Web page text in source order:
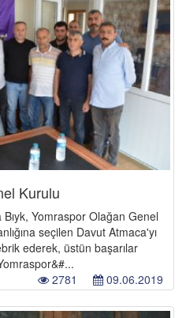
Kurulu
Bıyk, Yomraspor Olağan Genel
seçilen Davut Atmaca'yı
ederek, üstün başarılar
09.06.2019
2781